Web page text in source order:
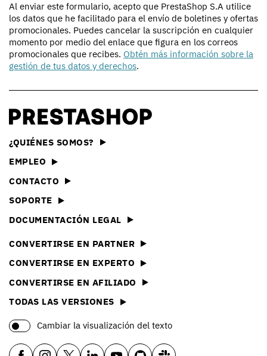
Al enviar este formulario, acepto que PrestaShop S.A utilice
los datos que he facilitado para el envío de boletines y ofertas
promocionales. Puedes cancelar la suscripción en cualquier
momento por medio del enlace que figura en los correos
promocionales que recibes. Obtén más información sobre la
gestión de tus datos y derechos.
¿QUIÉNES SOMOS?
EMPLEO
CONTACTO
SOPORTE
DOCUMENTACIÓN LEGAL
CONVERTIRSE EN PARTNER
CONVERTIRSE EN EXPERTO
CONVERTIRSE EN AFILIADO
TODAS LAS VERSIONES
Cambiar la visualización del texto